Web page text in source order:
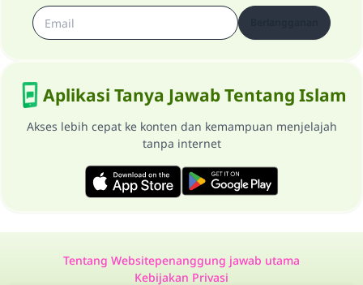
Aplikasi Tanya Jawab Tentang Islam
Akses lebih cepat ke konten dan kemampuan menjelajah
tanpa internet
Tentang Websitepenanggung jawab utama
Kebijakan Privasi